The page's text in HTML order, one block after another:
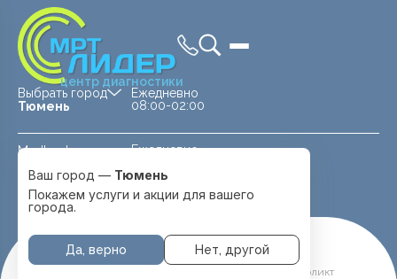
центр диагностики
Выбрать город
Тюмень
Medland —
Тюмень
Ежедневно
08:00-02:00
Ежедневно
Перейти
Ваш город — Тюмень
Покажем услуги и акции для вашего
города.
Да, верно Нет, другой
Главная Услуги и цены МРТ Головы
Головной мозг + исследование на нейроваскулярный конфликт